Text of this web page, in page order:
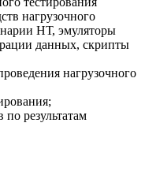
нагрузочного
НТ, эмуляторы
данных, скрипты
нагрузочного
по результатам